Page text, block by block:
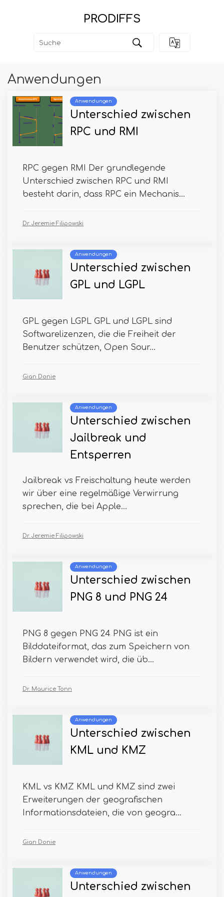
PRODIFFS
Anwendungen
Anwendungen
Unterschied zwischen
RPC und RMI
RPC gegen RMI Der grundlegende
Unterschied zwischen RPC und RMI
besteht darin, dass RPC ein Mechanis...
Dr. Jeremie Filipowski
Anwendungen
Unterschied zwischen
GPL und LGPL
GPL gegen LGPL GPL und LGPL sind
Softwarelizenzen, die die Freiheit der
Benutzer schützen, Open Sour...
Gian Donie
Anwendungen
Unterschied zwischen
Jailbreak und
Entsperren
Jailbreak vs Freischaltung heute werden
wir über eine regelmäßige Verwirrung
sprechen, die bei Apple...
Dr. Jeremie Filipowski
Anwendungen
Unterschied zwischen
PNG 8 und PNG 24
PNG 8 gegen PNG 24 PNG ist ein
Bilddateiformat, das zum Speichern von
Bildern verwendet wird, die üb...
Dr. Maurice Tonn
Anwendungen
Unterschied zwischen
KML und KMZ
KML vs KMZ KML und KMZ sind zwei
Erweiterungen der geografischen
Informationsdateien, die von geogra...
Gian Donie
Anwendungen
Unterschied zwischen